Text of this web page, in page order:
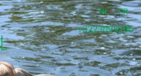
NL FR
+3223095206